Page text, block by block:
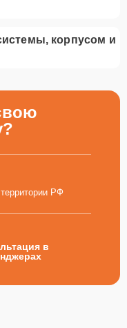
корпусом и
РФ
в